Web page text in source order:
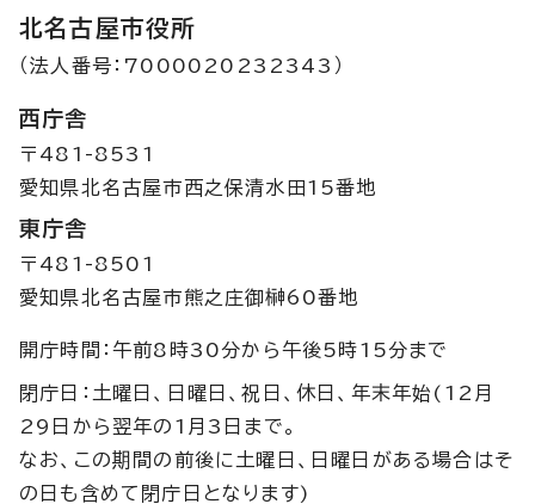
北名古屋市役所
（法人番号：7000020232343）
西庁舎
〒481-8531
愛知県北名古屋市西之保清水田15番地
東庁舎
〒481-8501
愛知県北名古屋市熊之庄御榊60番地
開庁時間：午前8時30分から午後5時15分まで
閉庁日：土曜日、日曜日、祝日、休日、年末年始(12月
29日から翌年の1月3日まで。
なお、この期間の前後に土曜日、日曜日がある場合はそ
の日も含めて閉庁日となります)